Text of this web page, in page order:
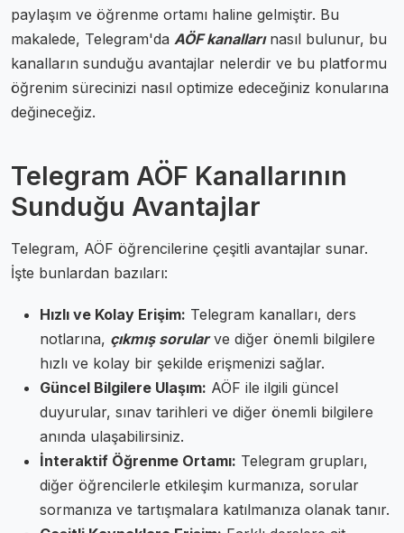
paylaşım ve öğrenme ortamı haline gelmiştir. Bu
makalede, Telegram'da AÖF kanallarınasıl bulunur, bu
kanalların sunduğu avantajlar nelerdir ve bu platformu
öğrenim sürecinizi nasıl optimize edeceğiniz konularına
değineceğiz.
Telegram AÖF Kanallarının
Sunduğu Avantajlar
Telegram, AÖF öğrencilerine çeşitli avantajlar sunar.
İşte bunlardan bazıları:
Hızlı ve Kolay Erişim: Telegram kanalları, ders
notlarına, çıkmış sorularve diğer önemli bilgilere
hızlı ve kolay bir şekilde erişmenizi sağlar.
Güncel Bilgilere Ulaşım: AÖF ile ilgili güncel
duyurular, sınav tarihleri ve diğer önemli bilgilere
anında ulaşabilirsiniz.
İnteraktif Öğrenme Ortamı: Telegram grupları,
diğer öğrencilerle etkileşim kurmanıza, sorular
sormanıza ve tartışmalara katılmanıza olanak tanır.